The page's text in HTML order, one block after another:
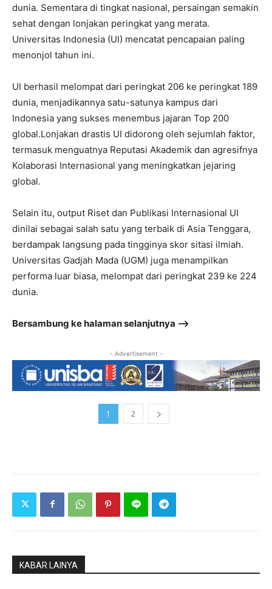
dunia. Sementara di tingkat nasional, persaingan semakin
sehat dengan lonjakan peringkat yang merata.
Universitas Indonesia (UI) mencatat pencapaian paling
menonjol tahun ini.
UI berhasil melompat dari peringkat 206 ke peringkat 189
dunia, menjadikannya satu-satunya kampus dari
Indonesia yang sukses menembus jajaran Top 200
global.Lonjakan drastis UI didorong oleh sejumlah faktor,
termasuk menguatnya Reputasi Akademik dan agresifnya
Kolaborasi Internasional yang meningkatkan jejaring
global.
Selain itu, output Riset dan Publikasi Internasional UI
dinilai sebagai salah satu yang terbaik di Asia Tenggara,
berdampak langsung pada tingginya skor sitasi ilmiah.
Universitas Gadjah Mada (UGM) juga menampilkan
performa luar biasa, melompat dari peringkat 239 ke 224
dunia.
Bersambung ke halaman selanjutnya –>
- Advertisement -
1 2
KABAR LAINYA